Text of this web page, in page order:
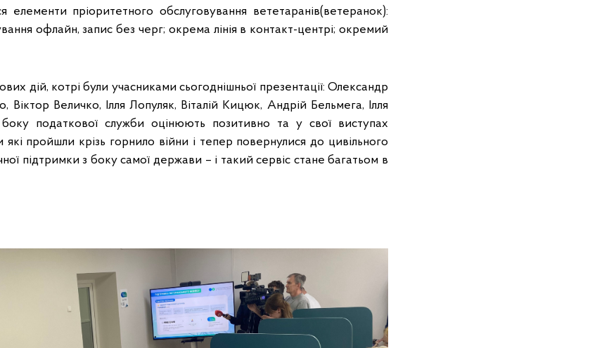
елементи пріоритетного обслуговування вететаранів(ветеранок):
офлайн, запис без черг; окрема лінія в контакт-центрі; окремий
дій, котрі були учасниками сьогоднішньої презентації: Олександр
Віктор Величко, Ілля Лопуляк, Віталій Кицюк, Андрій Бельмега, Ілля
боку податкової служби оцінюють позитивно та у свої виступах
які пройшли крізь горнило війни і тепер повернулися до цивільного
підтримки з боку самої держави – і такий сервіс стане багатьом в